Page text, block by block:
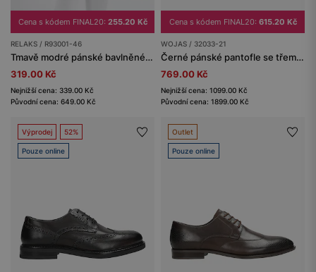
Cena s kódem FINAL20: 255.20 Kč
RELAKS / R93001-46
Tmavě modré pánské bavlněné tričko RELAKS
319.00 Kč
Nejnižší cena: 339.00 Kč
Původní cena: 649.00 Kč
Cena s kódem FINAL20: 615.20 Kč
WOJAS / 32033-21
Černé pánské pantofle se třemi přezkami
769.00 Kč
Nejnižší cena: 1099.00 Kč
Původní cena: 1899.00 Kč
Výprodej 52%
Pouze online
Outlet
Pouze online